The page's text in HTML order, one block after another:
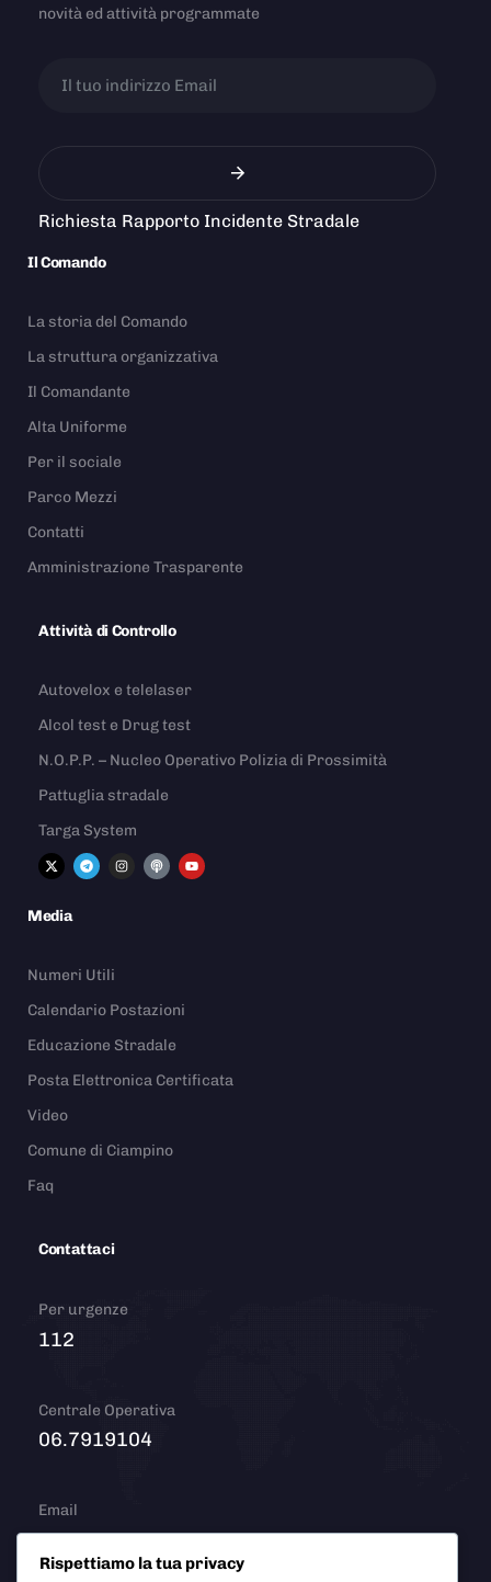
novità ed attività programmate
Richiesta Rapporto Incidente Stradale
Il Comando
La storia del Comando
La struttura organizzativa
Il Comandante
Alta Uniforme
Per il sociale
Parco Mezzi
Contatti
Amministrazione Trasparente
Attività di Controllo
Autovelox e telelaser
Alcol test e Drug test
N.O.P.P. – Nucleo Operativo Polizia di Prossimità
Pattuglia stradale
Targa System
Media
Numeri Utili
Calendario Postazioni
Educazione Stradale
Posta Elettronica Certificata
Video
Comune di Ciampino
Faq
Contattaci
Per urgenze
112
Centrale Operativa
06.7919104
Email
info@polizialocaleciampino.it
Rispettiamo la tua privacy